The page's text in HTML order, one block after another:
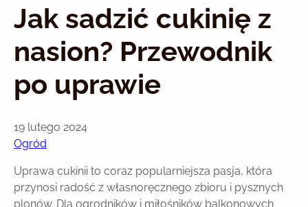
Jak sadzić cukinię z
nasion? Przewodnik
po uprawie
19 lutego 2024
Ogród
Uprawa cukinii to coraz popularniejsza pasja, która
przynosi radość z własnoręcznego zbioru i pysznych
plonów. Dla ogrodników i miłośników balkonowych